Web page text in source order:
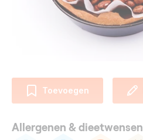
Toevoegen
Allergenen & dieetwensen